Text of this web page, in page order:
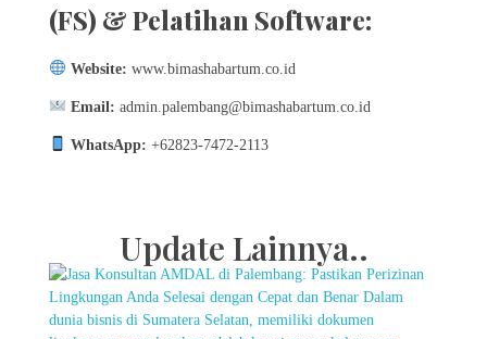
(FS) & Pelatihan Software:
Website: www.bimashabartum.co.id
Email: admin.palembang@bimashabartum.co.id
WhatsApp: +62823-7472-2113
Update Lainnya..